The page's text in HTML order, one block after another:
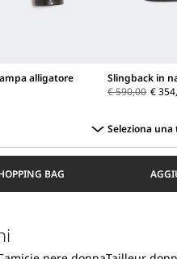
alligatore
BAG
Slingback in
€ 590,00 €
Seleziona una